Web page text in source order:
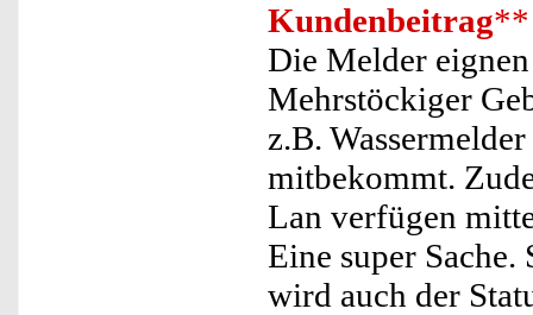
Kundenbeitrag**
Die Melder
Mehrstöckiger
z.B.
mitbekommt.
Lan verfügen
Eine super
wird auch der